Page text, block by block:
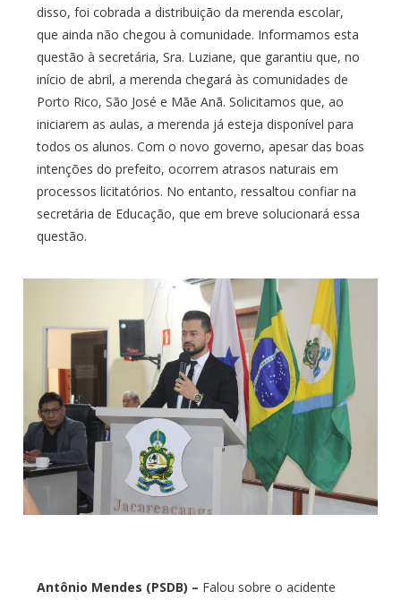
disso, foi cobrada a distribuição da merenda escolar,
que ainda não chegou à comunidade. Informamos esta
questão à secretária, Sra. Luziane, que garantiu que, no
início de abril, a merenda chegará às comunidades de
Porto Rico, São José e Mãe Anã. Solicitamos que, ao
iniciarem as aulas, a merenda já esteja disponível para
todos os alunos. Com o novo governo, apesar das boas
intenções do prefeito, ocorrem atrasos naturais em
processos licitatórios. No entanto, ressaltou confiar na
secretária de Educação, que em breve solucionará essa
questão.
Antônio Mendes (PSDB) – Falou sobre o acidente